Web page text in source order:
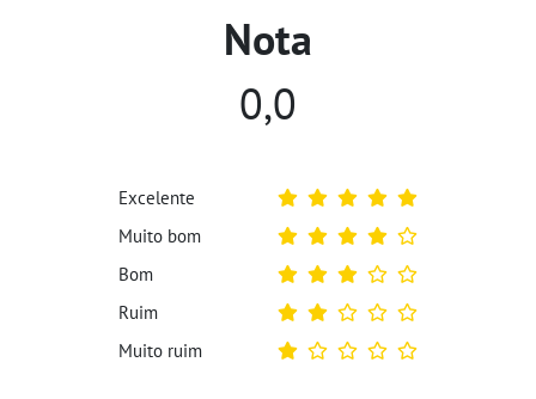
Nota
0,0
Excelente
Muito bom
Bom
Ruim
Muito ruim